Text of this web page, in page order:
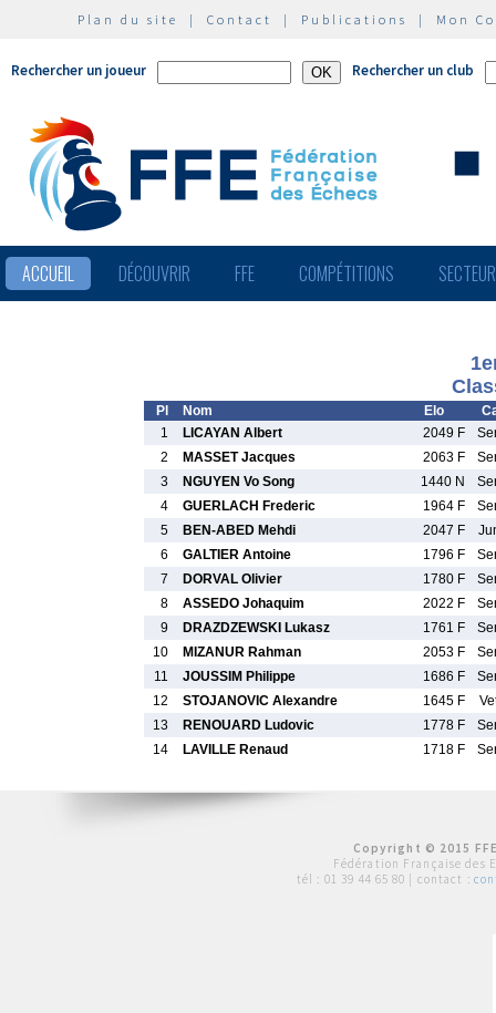
Plan du site | Contact | Publications | Mon
Rechercher un joueur Rechercher un club
ACCUEIL DÉCOUVRIR FFE COMPÉTITIONS
Pl Nom Elo
1
LICAYAN Albert 2049 F
2
MASSET Jacques 2063 F
3
NGUYEN Vo Song 1440 N
4
GUERLACH Frederic 1964 F
5
BEN-ABED Mehdi 2047 F
6
GALTIER Antoine 1796 F
7
DORVAL Olivier 1780 F
8
ASSEDO Johaquim 2022 F
9
DRAZDZEWSKI Lukasz 1761 F
10
MIZANUR Rahman 2053 F
11
JOUSSIM Philippe 1686 F
12
STOJANOVIC Alexandre 1645 F
13
RENOUARD Ludovic 1778 F
14
LAVILLE Renaud 1718 F
Copyright © 2015
Fédération Française des
tél : 01 39 44 65 80 | contact :